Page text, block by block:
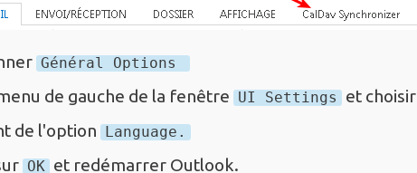
Général Options
de gauche de la fenêtre UI Settings et choisir
de l'option
Language.
OK et redémarrer Outlook.